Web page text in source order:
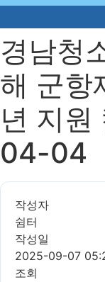
경남청
해 군항
년 지
04-04
작성자
쉼터
작성일
2025-09-07
조회